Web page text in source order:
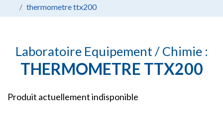
thermometre ttx200
Laboratoire Equipement / Chimie :
THERMOMETRE TTX200
Produit actuellement indisponible